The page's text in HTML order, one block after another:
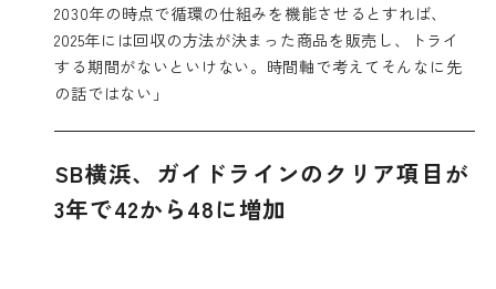
2030年の時点で循環の仕組みを機能させるとすれば、
2025年には回収の方法が決まった商品を販売し、トライ
する期間がないといけない。時間軸で考えてそんなに先
の話ではない」
SB横浜、ガイドラインのクリア項目が
3年で42から48に増加